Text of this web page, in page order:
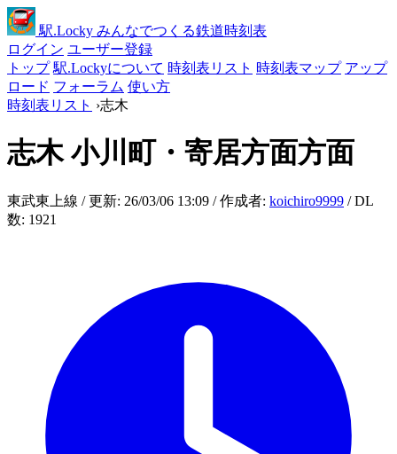
駅.Locky みんなでつくる鉄道時刻表
ログイン ユーザー登録
トップ 駅.Lockyについて 時刻表リスト 時刻表マップ アップ
ロード フォーラム 使い方
時刻表リスト ›志木
志木小川町・寄居方面方面
東武東上線 / 更新: 26/03/06 13:09 / 作成者: koichiro9999 / DL
数: 1921